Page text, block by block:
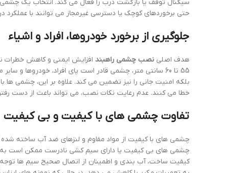
سیگنال توقف یا بازگشت درب را فعال می کند. انتخاب یک
حتی برخوردهای کوچک یا دسترسی غیرمجاز می توانند با
جلوگیری از برخورد خودروها، افراد و اشیاء
هدف اصلی نصب چشمی راهبند افزایش ایمنی و کاهش خطرات
55 تا 60 سانتی متر، چشمی قادر است پای افراد، خودروها
بلکه امنیت جانی را نیز تضمین می کند. علاوه بر این، چشمی
خطا می کنند. عدم رعایت نکات نصب، می تواند باعث از دست
تفاوت چشمی های با کیفیت و بی کیفیت
چشمی های با کیفیت از مواد مقاوم و لنزهای ضد آب ساخته شده
چشمی های بی کیفیت یا دارای سیم کشی نادرست ممکن است به
کیفیت ساخت، آب بندی و اطمینان از اتصال صحیح سیم ها